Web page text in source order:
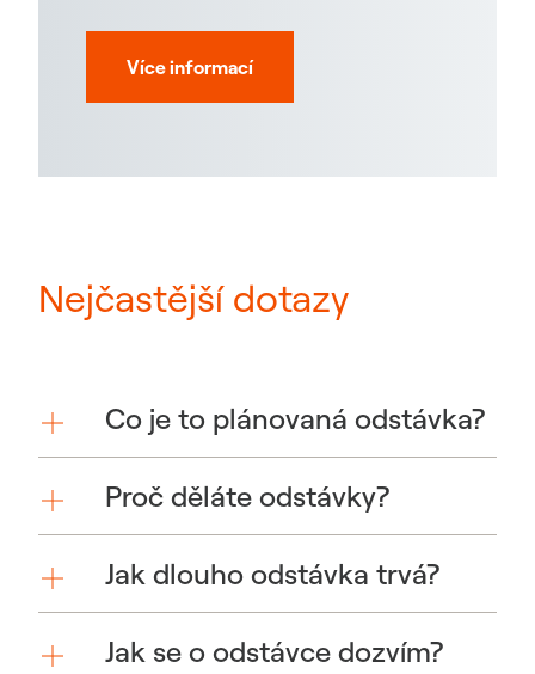
Více informací
Nejčastější dotazy
Co je to plánovaná odstávka?
Proč děláte odstávky?
Jak dlouho odstávka trvá?
Jak se o odstávce dozvím?